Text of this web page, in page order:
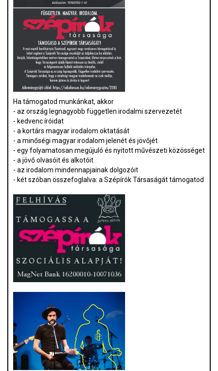
Ha támogatod munkánkat, akkor
- az ország legnagyobb független irodalmi szervezetét
- kedvenc íróidat
- a kortárs magyar irodalom oktatását
- a minőségi magyar irodalom jelenét és jövőjét
- egy folyamatosan megújuló és nyitott művészeti közösséget
- a jövő olvasóit és alkotóit
- az irodalom mindennapjainak dolgozóit
- két szóban összefoglalva: a Szépírók Társaságát támogatod